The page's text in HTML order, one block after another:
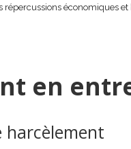
économiques
en